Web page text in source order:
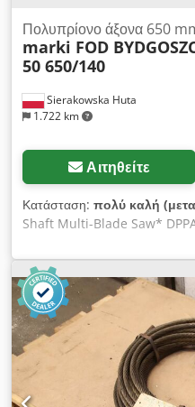
Sierakowska Huta
1.722 km
Πολυπρίονο άξονα 650
marki FOD
50 650/140
Αιτηθείτε
Κατάσταση: πολύ καλή
Shaft Multi-Blade Saw*
number 7318 TECHNICAL
mm - max element width:
with saw blades: 650 mm -
mm - blade bore diameter:
shafts, toothed Bottom: -
saw blade shaft - traction
speed control via inverter -
motor: 30 kW - machine
2500x1400x1900 mm -